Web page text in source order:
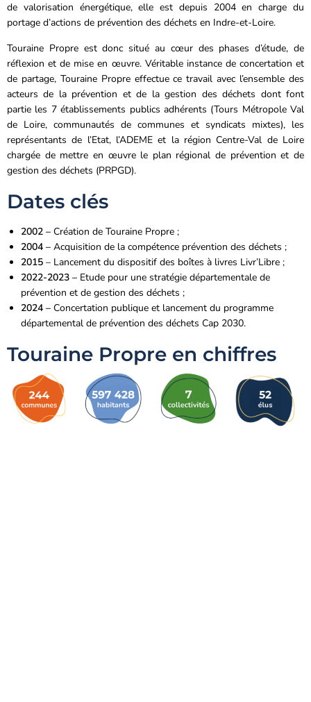
de valorisation énergétique, elle est depuis 2004 en charge du
portage d’actions de prévention des déchets en Indre-et-Loire.
Touraine Propre est donc situé au cœur des phases d’étude, de
réflexion et de mise en œuvre. Véritable instance de concertation et
de partage, Touraine Propre effectue ce travail avec l’ensemble des
acteurs de la prévention et de la gestion des déchets dont font
partie les 7 établissements publics adhérents (Tours Métropole Val
de Loire, communautés de communes et syndicats mixtes), les
représentants de l’Etat, l’ADEME et la région Centre-Val de Loire
chargée de mettre en œuvre le plan régional de prévention et de
gestion des déchets (PRPGD).
Dates clés
2002 – Création de Touraine Propre ;
2004 – Acquisition de la compétence prévention des déchets ;
2015 – Lancement du dispositif des boîtes à livres Livr’Libre ;
2022-2023 – Etude pour une stratégie départementale de
prévention et de gestion des déchets ;
2024 – Concertation publique et lancement du programme
départemental de prévention des déchets Cap 2030.
Touraine Propre en chiffres